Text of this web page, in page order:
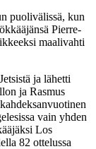
puolivälissä, kun
Pierre-
maalivahti
ja lähetti
ja Rasmus
vain yhden
Los
82 ottelussa